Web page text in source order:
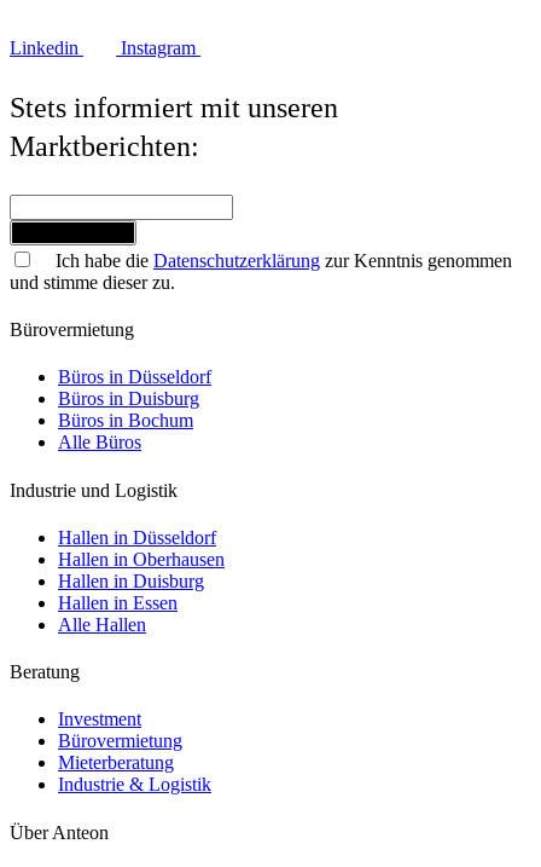
Linkedin Instagram
Stets informiert mit unseren
Marktberichten:
Ich habe die Datenschutzerklärung zur Kenntnis genommen
und stimme dieser zu.
Bürovermietung
Büros in Düsseldorf
Büros in Duisburg
Büros in Bochum
Alle Büros
Industrie und Logistik
Hallen in Düsseldorf
Hallen in Oberhausen
Hallen in Duisburg
Hallen in Essen
Alle Hallen
Beratung
Investment
Bürovermietung
Mieterberatung
Industrie & Logistik
Über Anteon